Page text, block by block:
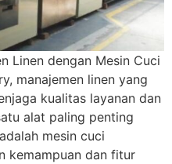
Linen dengan Mesin Cuci
manajemen linen yang
kualitas layanan dan
alat paling penting
mesin cuci
kemampuan dan fitur